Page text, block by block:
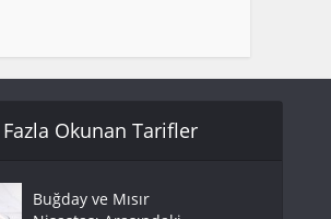
Fazla Okunan Tarifler
Buğday ve Mısır